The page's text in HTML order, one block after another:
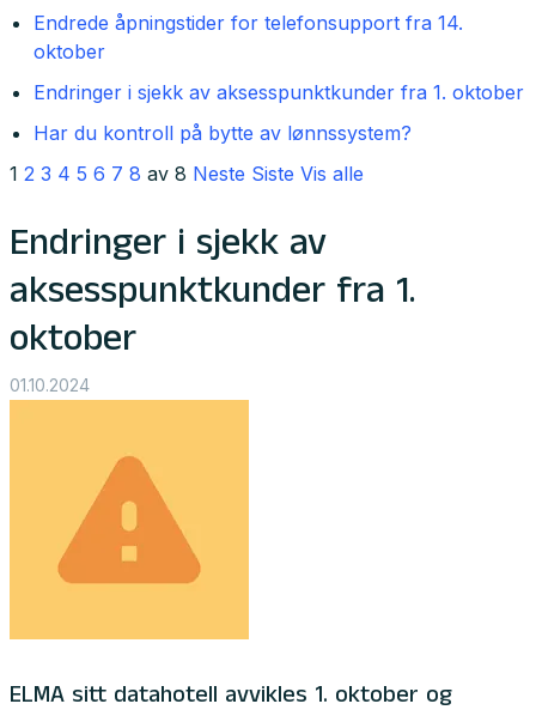
Endrede åpningstider for telefonsupport fra 14.
oktober
Endringer i sjekk av aksesspunktkunder fra 1. oktober
Har du kontroll på bytte av lønnssystem?
1 2 3 4 5 6 7 8 av 8 Neste Siste Vis alle
Endringer i sjekk av
aksesspunktkunder fra 1.
oktober
01.10.2024
​ELMA sitt datahotell avvikles 1. oktober og